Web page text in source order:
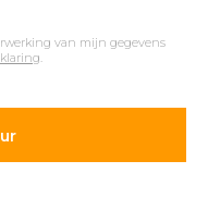
van mijn gegevens